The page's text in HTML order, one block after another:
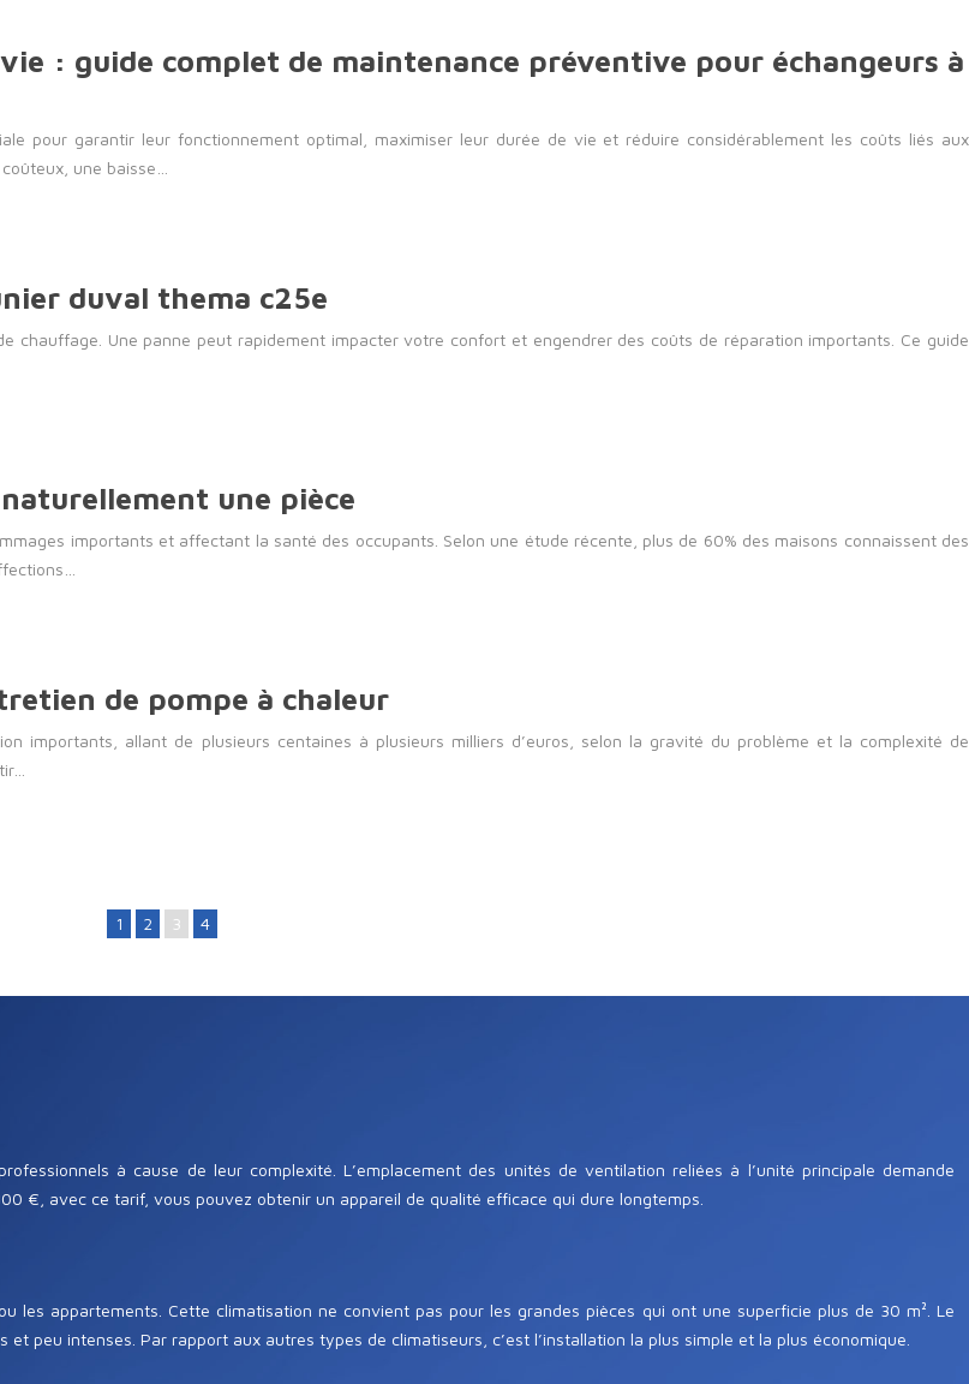
: guide complet de maintenance préventive pour échangeurs à
pour garantir leur fonctionnement optimal, maximiser leur durée de vie et réduire considérablement les coûts liés aux
une baisse…
duval thema c25e
chauffage. Une panne peut rapidement impacter votre confort et engendrer des coûts de réparation importants. Ce guide
une pièce
importants et affectant la santé des occupants. Selon une étude récente, plus de 60% des maisons connaissent des
de pompe à chaleur
importants, allant de plusieurs centaines à plusieurs milliers d’euros, selon la gravité du problème et la complexité de
1 2 3 4
à cause de leur complexité. L’emplacement des unités de ventilation reliées à l’unité principale demande
€, avec ce tarif, vous pouvez obtenir un appareil de qualité efficace qui dure longtemps.
les appartements. Cette climatisation ne convient pas pour les grandes pièces qui ont une superficie plus de 30 m². Le
peu intenses. Par rapport aux autres types de climatiseurs, c’est l’installation la plus simple et la plus économique.